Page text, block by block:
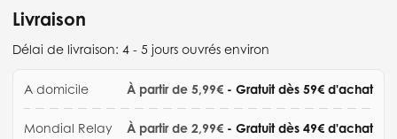
Livraison
Délai de livraison: 4 - 5 jours ouvrés environ
A domicile À partir de 5,99€ - Gratuit dès 59€ d'achat
Mondial Relay À partir de 2,99€ - Gratuit dès 49€ d'achat